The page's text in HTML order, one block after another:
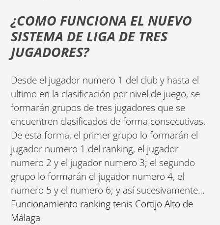
¿COMO FUNCIONA EL NUEVO
SISTEMA DE LIGA DE TRES
JUGADORES?
Desde el jugador numero 1 del club y hasta el
ultimo en la clasificación por nivel de juego, se
formarán grupos de tres jugadores que se
encuentren clasificados de forma consecutivas.
De esta forma, el primer grupo lo formarán el
jugador numero 1 del ranking, el jugador
numero 2 y el jugador numero 3; el segundo
grupo lo formarán el jugador numero 4, el
numero 5 y el numero 6; y así sucesivamente…
Funcionamiento ranking tenis Cortijo Alto de
Málaga